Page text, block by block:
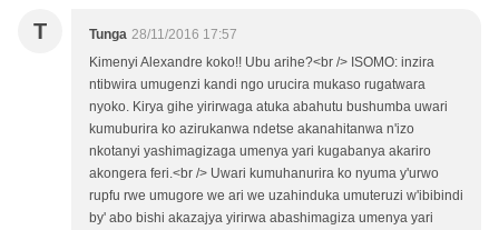
T Tunga 28/11/2016 17:57
Kimenyi Alexandre koko!! Ubu arihe?<br /> ISOMO: inzira
ntibwira umugenzi kandi ngo urucira mukaso rugatwara
nyoko. Kirya gihe yirirwaga atuka abahutu bushumba uwari
kumuburira ko azirukanwa ndetse akanahitanwa n'izo
nkotanyi yashimagizaga umenya yari kugabanya akariro
akongera feri.<br /> Uwari kumuhanurira ko nyuma y'urwo
rupfu rwe umugore we ari we uzahinduka umuteruzi w'ibibindi
by' abo bishi akazajya yirirwa abashimagiza umenya yari